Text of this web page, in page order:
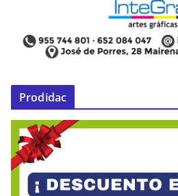
Prodidac